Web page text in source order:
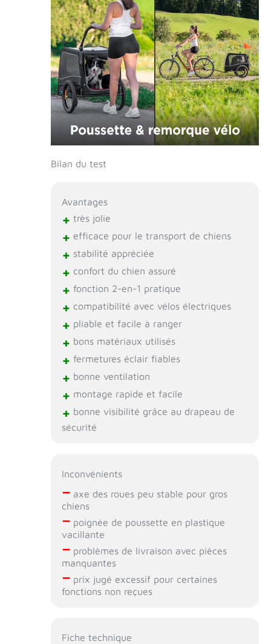
Bilan du test
Avantages
+ très jolie
+ efficace pour le transport de chiens
+ stabilité appréciée
+ confort du chien assuré
+ fonction 2-en-1 pratique
+ compatibilité avec vélos électriques
+ pliable et facile à ranger
+ bons matériaux utilisés
+ fermetures éclair fiables
+ bonne ventilation
+ montage rapide et facile
+ bonne visibilité grâce au drapeau de
sécurité
Inconvénients
–axe des roues peu stable pour gros
chiens
–poignée de poussette en plastique
vacillante
–problèmes de livraison avec pièces
manquantes
–prix jugé excessif pour certaines
fonctions non reçues
Fiche technique